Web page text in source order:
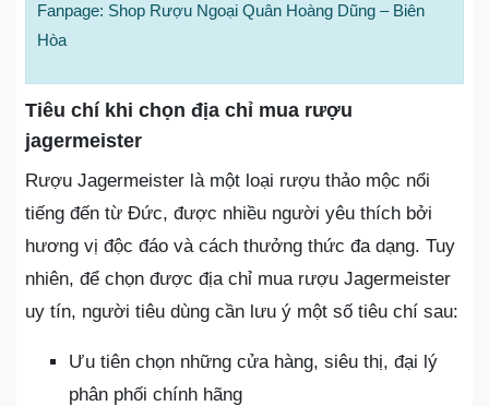
Fanpage: Shop Rượu Ngoại Quân Hoàng Dũng – Biên
Hòa
Tiêu chí khi chọn địa chỉ mua rượu
jagermeister
Rượu Jagermeister là một loại rượu thảo mộc nổi
tiếng đến từ Đức, được nhiều người yêu thích bởi
hương vị độc đáo và cách thưởng thức đa dạng. Tuy
nhiên, để chọn được địa chỉ mua rượu Jagermeister
uy tín, người tiêu dùng cần lưu ý một số tiêu chí sau:
Ưu tiên chọn những cửa hàng, siêu thị, đại lý
phân phối chính hãng